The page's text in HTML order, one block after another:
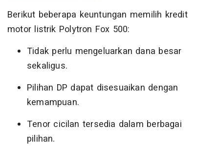
Berikut beberapa keuntungan memilih kredit
motor listrik Polytron Fox 500:
Tidak perlu mengeluarkan dana besar
sekaligus.
Pilihan DP dapat disesuaikan dengan
kemampuan.
Tenor cicilan tersedia dalam berbagai
pilihan.